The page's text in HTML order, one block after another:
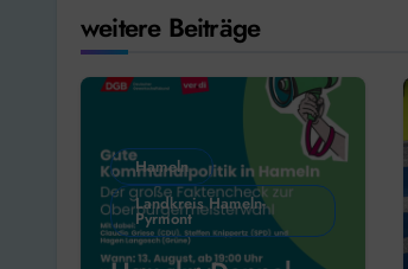
weitere Beiträge
Hameln
Landkreis Hameln-
Pyrmont